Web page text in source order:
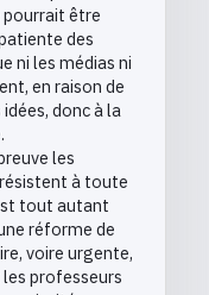
être
des
ni les médias ni
en raison de
donc à la
les
à toute
tout autant
réforme de
voire urgente,
professeurs